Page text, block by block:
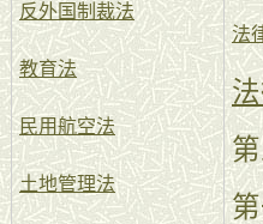
反外国制裁法
教育法
民用航空法
土地管理法
法